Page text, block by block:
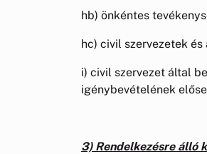
hb) önkéntes
hc) civil szervezetek
i) civil szervezet által
igénybevételének
3) Rendelkezésre álló